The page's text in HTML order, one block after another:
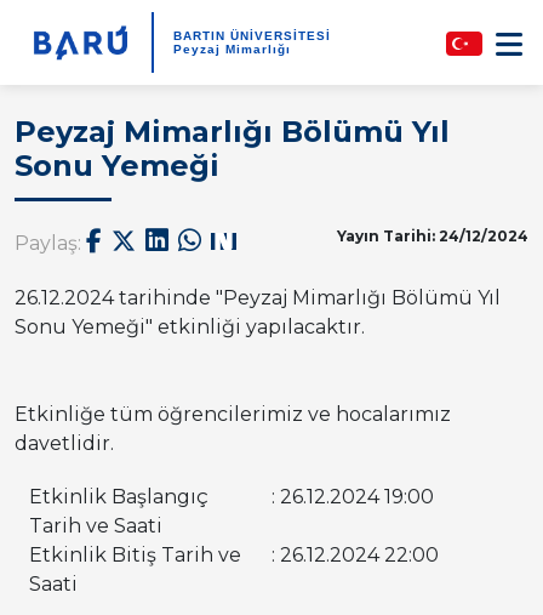
BARTIN ÜNİVERSİTESİ
Peyzaj Mimarlığı
Peyzaj Mimarlığı Bölümü Yıl
Sonu Yemeği
Paylaş: Yayın Tarihi: 24/12/2024
26.12.2024 tarihinde "Peyzaj Mimarlığı Bölümü Yıl
Sonu Yemeği" etkinliği yapılacaktır.
Etkinliğe tüm öğrencilerimiz ve hocalarımız
davetlidir.
Etkinlik Başlangıç
Tarih ve Saati
: 26.12.2024 19:00
Etkinlik Bitiş Tarih ve
Saati
: 26.12.2024 22:00